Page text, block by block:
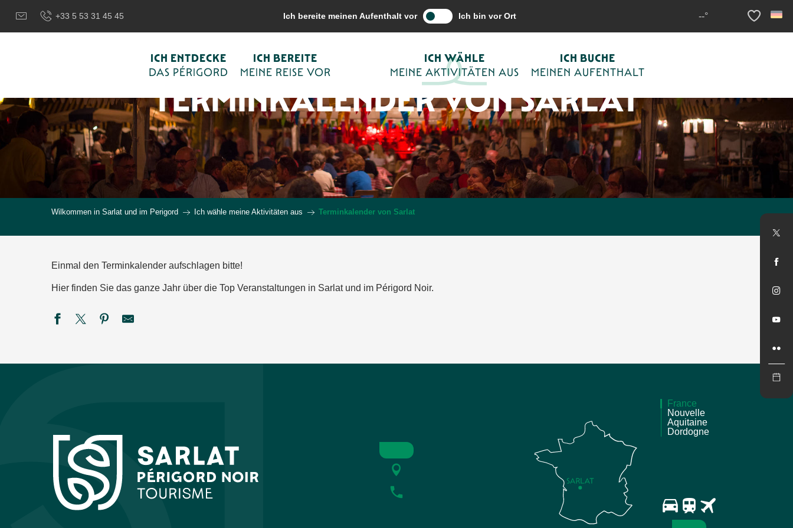
contenu
+33 5 53 31 45 45 Ich bereite meinen Aufenthalt vor Ich bin vor Ort
--°
Voir les
ICH ENTDECKE
DAS PÉRIGORD
ICH BEREITE
MEINE REISE VOR
ICH WÄHLE
MEINE AKTIVITÄTEN AUS
ICH BUCHE
MEINEN AUFENTHALT
TERMINKALENDER VON SARLAT
Wilkommen in Sarlat und im Perigord Ich wähle meine Aktivitäten aus Terminkalender von Sarlat
Einmal den Terminkalender aufschlagen bitte!
Hier finden Sie das ganze Jahr über die Top Veranstaltungen in Sarlat und im Périgord Noir.
Fantaisies
SEMAINE DE LA NUIT : Sur la piste des petits carnivores à Salignac-Eyvigues
REPAS MUSICAL à LA FERME
Black magic Band
Été Actif : Pack raft
Festival rêve en Vézère
Été Actif - Spéléologie -COMPLET
France
Nouvelle
Aquitaine
Dordogne